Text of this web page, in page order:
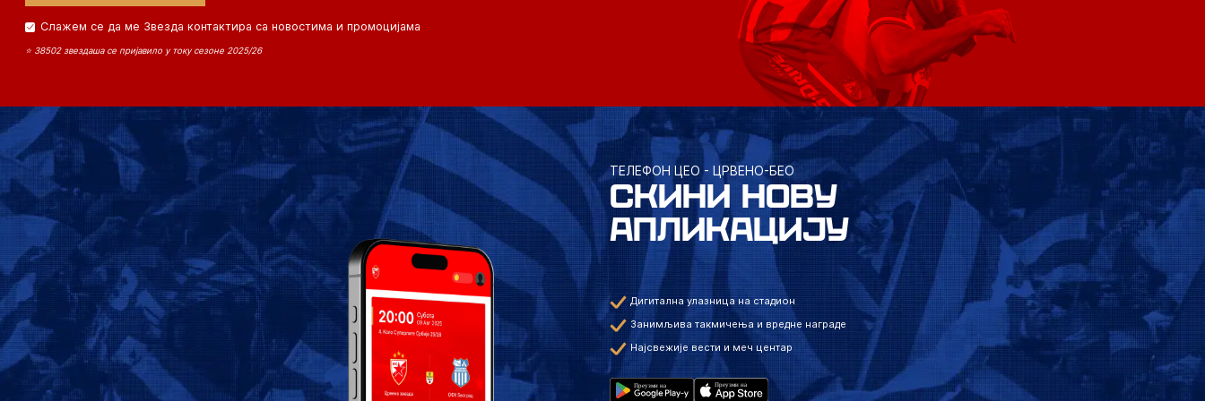
Слажем се да ме Звезда контактира са новостима и промоцијама
⭐ 38502 звездаша се пријавило у току сезоне 2025/26
ТЕЛЕФОН ЦЕО - ЦРВЕНО-БЕО
СКИНИ НОВУ
АПЛИКАЦИЈУ
Дигитална улазница на стадион
Занимљива такмичења и вредне награде
Најсвежије вести и меч центар